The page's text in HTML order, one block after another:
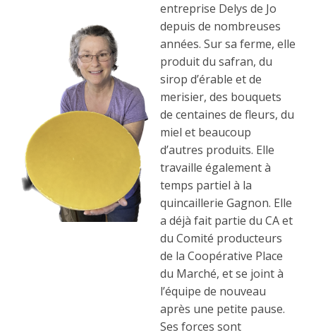
entreprise Delys de Jo
depuis de nombreuses
années. Sur sa ferme, elle
produit du safran, du
sirop d’érable et de
merisier, des bouquets
de centaines de fleurs, du
miel et beaucoup
d’autres produits. Elle
travaille également à
temps partiel à la
quincaillerie Gagnon. Elle
a déjà fait partie du CA et
du Comité producteurs
de la Coopérative Place
du Marché, et se joint à
l’équipe de nouveau
après une petite pause.
Ses forces sont